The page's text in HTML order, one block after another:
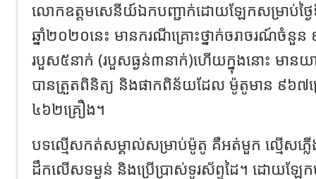
លោកឧត្តមសេនីយ៍ឯកបញ្ជាក់ដោយឡែកសម្រាប់ថ្ង
ឆ្នាំ២០២០នេះ មានករណីគ្រោះថ្នាក់ចរាចរណ៍ចំនួ
របួស៥នាក់ (របួសធ្ងន់៣នាក់)ហើយក្នុងនោះ មានយ
បានត្រួតពិនិត្យ និងផាកពិន័យដែល ម៉ូតូមាន ៩៦៧
៤៦២គ្រឿង។
បទល្មើសកត់សម្គាល់សម្រាប់ម៉ូតូ គឺអត់មួក ល្មើសភ្លើ
ដឹកលើសទម្ងន់ និងប្រើប្រាស់ទូរស័ព្ទដៃ។ ដោយឡែ